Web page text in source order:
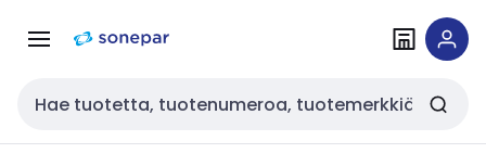
navigointiinsisältöön
Haku